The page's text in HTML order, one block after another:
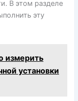
В этом разделе
эту
измерить
установки